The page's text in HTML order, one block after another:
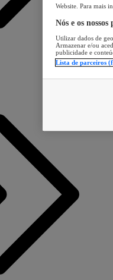
Website. Para mais
Nós e os
Utilizar dados de
Armazenar e/ou
publicidade e
Lista de parceiros